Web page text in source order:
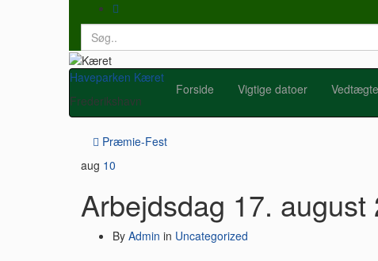
Search
for:
Haveparken Kæret
Frederikshavn
Forside Vigtige datoer
Præmie-Fest
aug 10
Arbejdsdag 17. august
By Admin in Uncategorized